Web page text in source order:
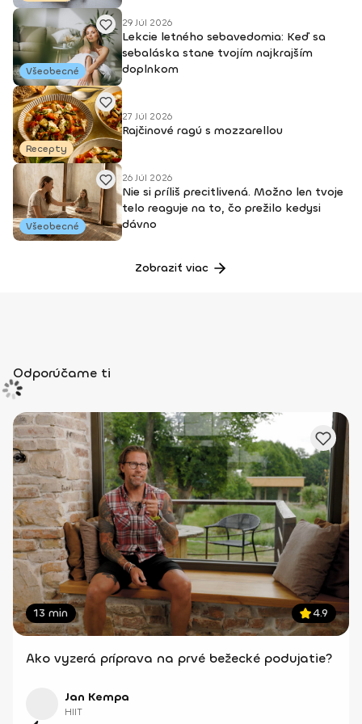
Všeobecné
29 Júl 2026
Lekcie letného sebavedomia: Keď sa
sebaláska stane tvojím najkrajším
doplnkom
Recepty
27 Júl 2026
Rajčinové ragú s mozzarellou
Všeobecné
26 Júl 2026
Nie si príliš precitlivená. Možno len tvoje
telo reaguje na to, čo prežilo kedysi
dávno
Zobraziť viac
Odporúčame ti
13 min 4.9
Ako vyzerá príprava na prvé bežecké podujatie?
Jan Kempa
HIIT